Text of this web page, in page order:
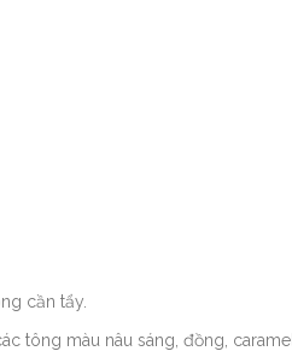
cần tẩy.
tông màu nâu sáng, đồng, caramel.